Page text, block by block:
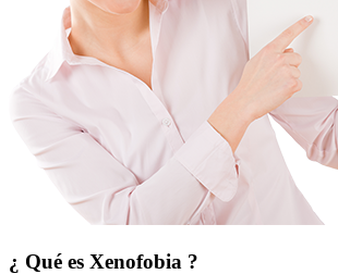
¿ Qué es Xenofobia ?